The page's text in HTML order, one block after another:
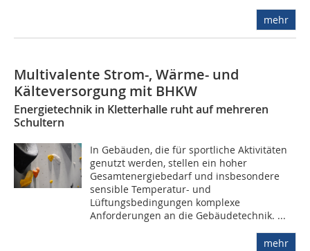
mehr
Multivalente Strom-, Wärme- und
Kälteversorgung mit BHKW
Energietechnik in Kletterhalle ruht auf mehreren
Schultern
In Gebäuden, die für sportliche Aktivitäten
genutzt werden, stellen ein ­hoher
Gesamtenergiebedarf und insbesondere
sensible Temperatur- und
Lüftungsbedingungen komplexe
Anforderungen an die Gebäudetechnik. ...
mehr